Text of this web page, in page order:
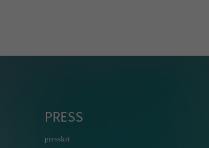
PRESS
presskit